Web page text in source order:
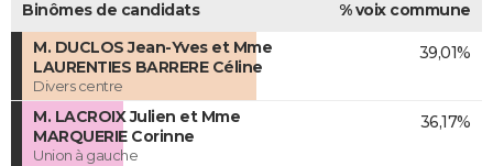
Binômes de candidats
% voix commune
M. DUCLOS Jean-Yves et Mme
LAURENTIES BARRERE Céline
Divers centre
39,01%
M. LACROIX Julien et Mme
MARQUERIE Corinne
Union à gauche
36,17%